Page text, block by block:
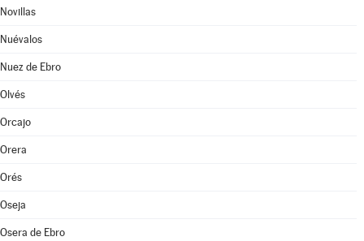
Novillas
Nuévalos
Nuez de Ebro
Olvés
Orcajo
Orera
Orés
Oseja
Osera de Ebro